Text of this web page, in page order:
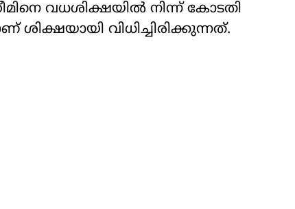
വധശിക്ഷയിൽ നിന്ന് കോടതി
ശിക്ഷയായി വിധിച്ചിരിക്കുന്നത്.